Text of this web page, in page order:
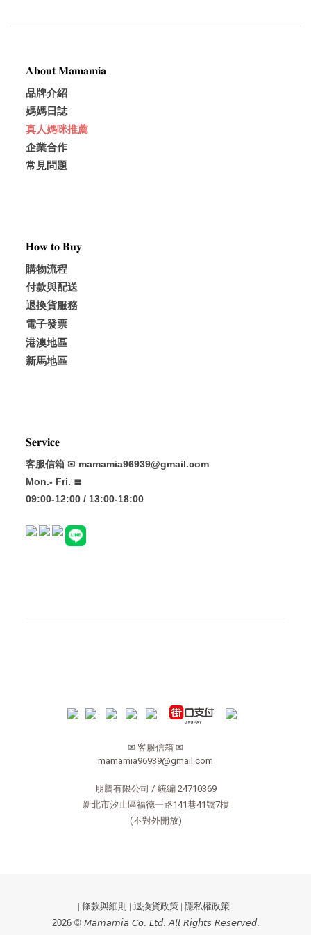
𝐀𝐛𝐨𝐮𝐭 𝐌𝐚𝐦𝐚𝐦𝐢𝐚
品牌介紹
媽媽日誌
真人媽咪推薦
企業合作
常見問題
𝐇𝐨𝐰 𝐭𝐨 𝐁𝐮𝐲
購物流程
付款與配送
退換貨服務
電子發票
港澳地區
新馬地區
𝐒𝐞𝐫𝐯𝐢𝐜𝐞
客服信箱 ✉ mamamia96939@gmail.com
Mon.- Fri. ≣
09:00-12:00 / 13:00-18:00
✉ 客服信箱 ✉
mamamia96939@gmail.com
朋騰有限公司 / 統編 24710369
新北市汐止區福德一路141巷41號7樓
(不對外開放)
| 條款與細則 | 退換貨政策| 隱私權政策|
2026 © 𝘔𝘢𝘮𝘢𝘮𝘪𝘢 𝘊𝘰. 𝘓𝘵𝘥. 𝘈𝘭𝘭 𝘙𝘪𝘨𝘩𝘵𝘴 𝘙𝘦𝘴𝘦𝘳𝘷𝘦𝘥.